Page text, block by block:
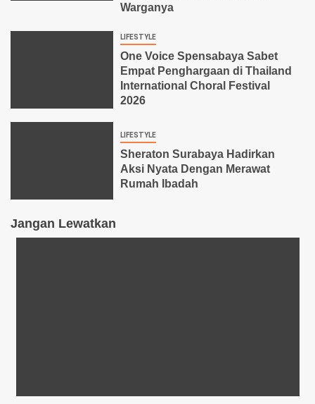
Warganya
LIFESTYLE
One Voice Spensabaya Sabet
Empat Penghargaan di Thailand
International Choral Festival
2026
LIFESTYLE
Sheraton Surabaya Hadirkan
Aksi Nyata Dengan Merawat
Rumah Ibadah
Jangan Lewatkan